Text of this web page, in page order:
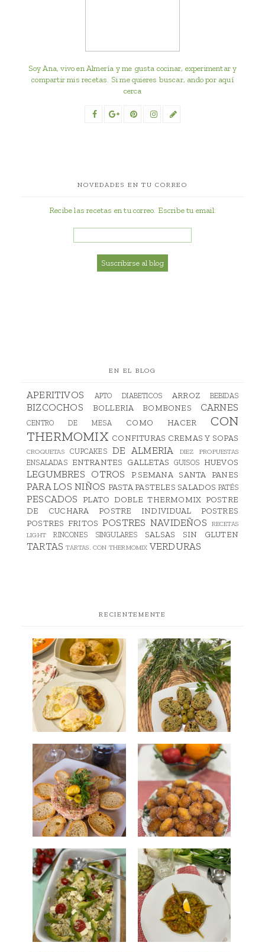
Soy Ana, vivo en Almería y me gusta cocinar, experimentar y
compartir mis recetas. Si me quieres buscar, ando por aquí
cerca
NOVEDADES EN TU CORREO
Recibe las recetas en tu correo. Escribe tu email:
EN EL BLOG
APERITIVOS APTO DIABETICOS ARROZ BEBIDAS
BIZCOCHOS BOLLERIA BOMBONES CARNES
CENTRO DE MESA COMO HACER
CON
THERMOMIX CONFITURAS CREMAS Y SOPAS
CROQUETAS CUPCAKES DE ALMERIA DIEZ PROPUESTAS
ENSALADAS ENTRANTES GALLETAS GUISOS HUEVOS
LEGUMBRES OTROS P.SEMANA SANTA PANES
PARA LOS NIÑOS PASTA PASTELES SALADOS PATÉS
PESCADOS PLATO DOBLE THERMOMIX POSTRE
DE CUCHARA
POSTRE INDIVIDUAL
POSTRES
POSTRES FRITOS POSTRES NAVIDEÑOS
RECETAS
LIGHT
RINCONES SINGULARES SALSAS SIN GLUTEN
TARTAS TARTAS. CON THERMOMIX VERDURAS
RECIENTEMENTE